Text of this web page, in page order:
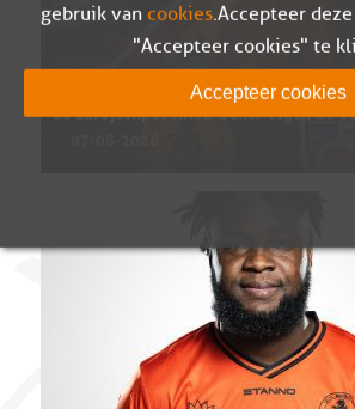
Sparta Nijkerk in eerste
de Eurojackpot KNVB Beker tegen SV
gebruik van cookies. Accepteer
"Accepteer cookies" te
Accepteer cookies